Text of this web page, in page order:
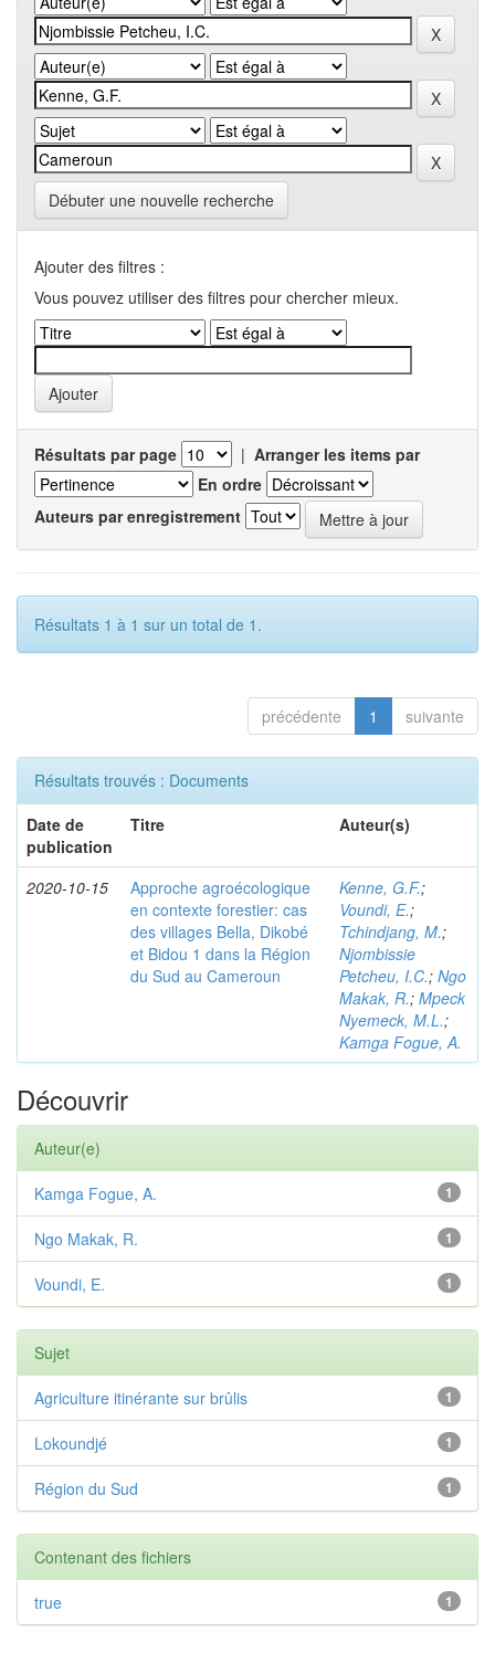
Débuter une nouvelle recherche
Ajouter des filtres :
Vous pouvez utiliser des filtres pour chercher mieux.
Résultats par page | Arranger les items par
En ordre
Auteurs par enregistrement
Résultats 1 à 1 sur un total de 1.
précédente 1 suivante
Résultats trouvés : Documents
Date de
publication
Titre Auteur(s)
2020-10-15
Approche agroécologique
en contexte forestier: cas
des villages Bella, Dikobé
et Bidou 1 dans la Région
du Sud au Cameroun
Kenne, G.F.;
Voundi, E.;
Tchindjang, M.;
Njombissie
Petcheu, I.C.; Ngo
Makak, R.; Mpeck
Nyemeck, M.L.;
Kamga Fogue, A.
Découvrir
Auteur(e)
1
Kamga Fogue, A.
1
Ngo Makak, R.
1
Voundi, E.
Sujet
1
Agriculture itinérante sur brûlis
1
Lokoundjé
1
Région du Sud
Contenant des fichiers
1
true